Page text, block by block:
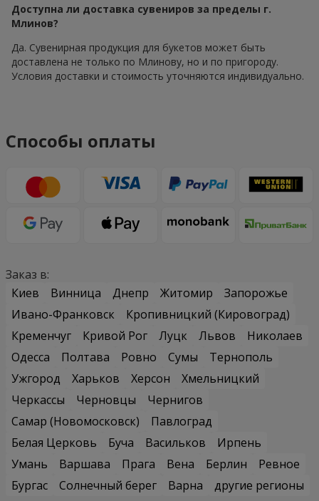
Доступна ли доставка сувениров за пределы г.
Млинов?
Да. Сувенирная продукция для букетов может быть
доставлена не только по Млинову, но и по пригороду.
Условия доставки и стоимость уточняются индивидуально.
Способы оплаты
Заказ в:
Киев
Винница Днепр Житомир
Запорожье
Ивано-Франковск
Кропивницкий (Кировоград)
Кременчуг
Кривой Рог Луцк Львов
Николаев
Одесса
Полтава Ровно Сумы
Тернополь
Ужгород
Харьков Херсон
Хмельницкий
Черкассы
Черновцы
Чернигов
Самар (Новомосковск)
Павлоград
Белая Церковь
Буча Васильков
Ирпень
Умань
Варшава Прага Вена Берлин
Ревное
Бургас
Солнечный берег Варна
другие регионы